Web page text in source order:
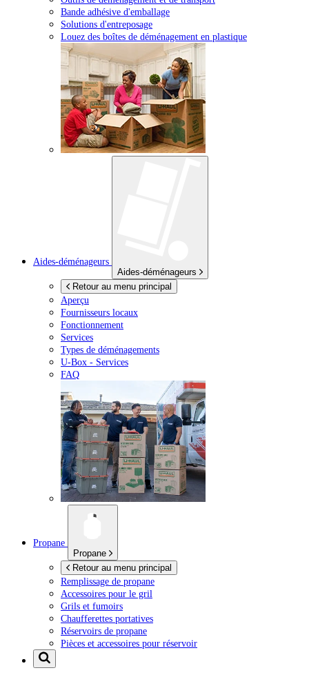
Bande adhésive d'emballage
Solutions d'entreposage
Louez des boîtes de déménagement en plastique
Aides-déménageurs
Aides-déménageurs
Retour au menu principal
Aperçu
Fournisseurs locaux
Fonctionnement
Services
Types de déménagements
U-Box - Services
FAQ
Propane
Propane
Retour au menu principal
Remplissage de propane
Accessoires pour le gril
Grils et fumoirs
Chaufferettes portatives
Réservoirs de propane
Pièces et accessoires pour réservoir